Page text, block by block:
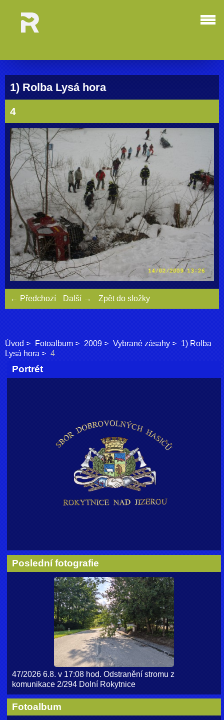
1) Rolba Lysá hora
4
← Předchozí Další → Zpět do složky
Úvod Fotoalbum 2009 Vybrané zásahy
1) Rolba
Lysá hora
4
Portrét
Poslední fotografie
47/2026 6.8. v 17:08 hod. Odstranění stromu z
komunikace 2/294 Dolní Rokytnice
Fotoalbum